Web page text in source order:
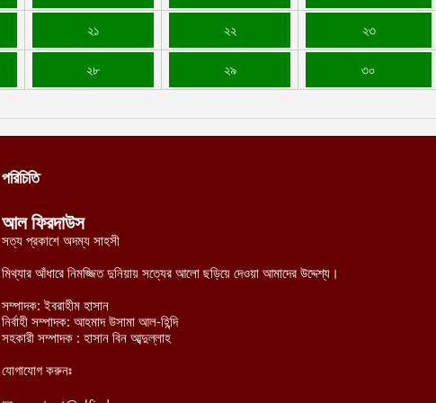
২১ ২২ ২৩
২৮ ২৯ ৩০
পরিচিতি
আল ফিরদাউস
সত্য প্রকাশে অদম্য সাহসী
মিথ্যার আঁধারে নিমজ্জিত দুনিয়ায় সত্যের আলো ছড়িয়ে দেওয়া আমাদের উদ্দেশ্য।
সম্পাদক: ইবরাহীম হাসান
নির্বাহী সম্পাদক: আহমাদ উসামা আল-হিন্দি
সহকারী সম্পাদক : হাসান বিন আব্দুল্লাহ
যোগাযোগ করুনঃ